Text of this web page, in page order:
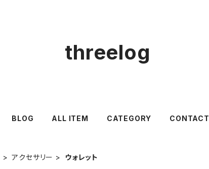
threelog
BLOG ALL ITEM CATEGORY CONTACT
アクセサリー ウォレット